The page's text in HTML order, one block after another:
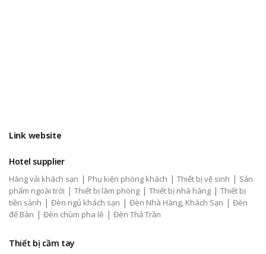
Link website
Hotel supplier
Hàng vải khách sạn | Phụ kiện phòng khách | Thiết bị vệ sinh | Sản
phẩm ngoài trời | Thiết bị làm phòng | Thiết bị nhà hàng | Thiết bị
tiền sảnh | Đèn ngủ khách sạn | Đèn Nhà Hàng, Khách Sạn | Đèn
để Bàn | Đèn chùm pha lê | Đèn Thả Trần
Thiết bị cầm tay